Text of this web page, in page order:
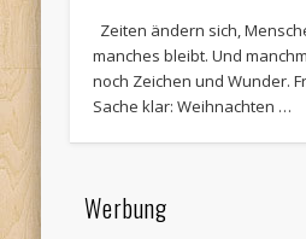
Zeiten ändern sich,
manches bleibt. Und
noch Zeichen und Wunder.
Sache klar: Weihnachten …
Werbung